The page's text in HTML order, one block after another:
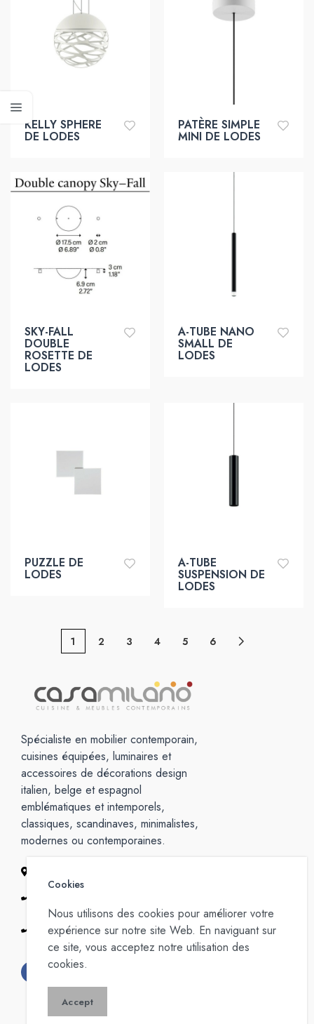
KELLY SPHERE
DE LODES
PATÈRE SIMPLE
MINI DE LODES
SKY-FALL
DOUBLE
ROSETTE DE
LODES
A-TUBE NANO
SMALL DE
LODES
PUZZLE DE
LODES
A-TUBE
SUSPENSION DE
LODES
1 2 3 4 5 6
Spécialiste en mobilier contemporain,
cuisines équipées, luminaires et
accessoires de décorations design
italien, belge et espagnol
emblématiques et intemporels,
classiques, scandinaves, minimalistes,
modernes ou contemporaines.
+352 26 68 71 83 - Service
Technique
© 2026 • Casamilano Luxembourg
Cookies
Nous utilisons des cookies pour améliorer votre
expérience sur notre site Web. En naviguant sur
ce site, vous acceptez notre utilisation des
cookies.
Accept